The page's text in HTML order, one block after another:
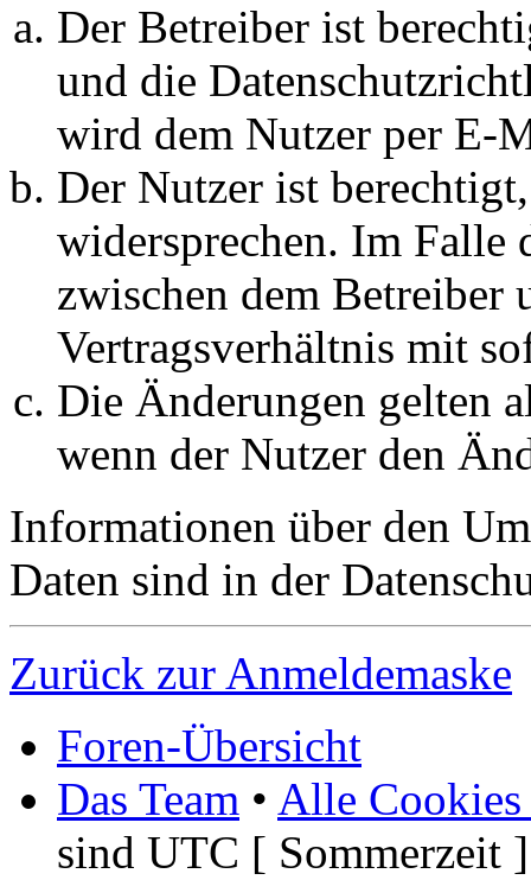
Der Betreiber ist
und die
wird dem Nutzer per E-
Der Nutzer ist
widersprechen. Im Falle
zwischen dem Betreiber
Vertragsverhältnis mit
Die Änderungen gelten
wenn der Nutzer den
Informationen über den
Daten sind in der
Zurück zur Anmeldemaske
Foren-Übersicht
Das Team • Alle Cookies
sind UTC [ Sommerzeit ]